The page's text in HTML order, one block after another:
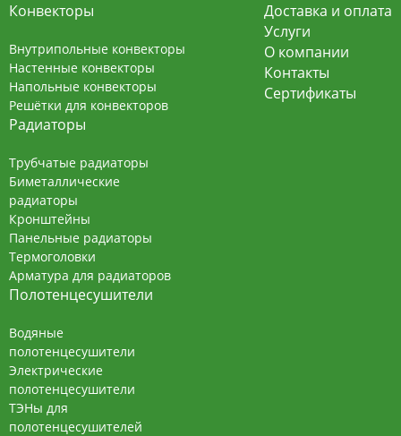
Конвекторы
Внутрипольные конвекторы
Настенные конвекторы
Напольные конвекторы
Решётки для конвекторов
Радиаторы
Трубчатые радиаторы
Биметаллические
радиаторы
Кронштейны
Панельные радиаторы
Термоголовки
Арматура для радиаторов
Полотенцесушители
Водяные
полотенцесушители
Электрические
полотенцесушители
ТЭНы для
полотенцесушителей
Доставка и оплата
Услуги
О компании
Контакты
Сертификаты